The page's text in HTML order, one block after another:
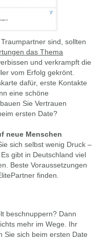
sind, sollten
das Thema
und verkrampft die
vom Erfolg gekrönt.
dafür, erste Kontakte
eine schöne
Sie Vertrauen
ersten Date?
neue Menschen
sich selbst wenig Druck –
gibt in Deutschland viel
Beste Voraussetzungen
finden.
beschnuppern? Dann
mehr im Wege. Ihr
Sie sich beim ersten Date